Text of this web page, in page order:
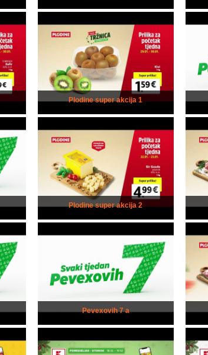
Plodine super akcija 1
Plodine super akcija 2
Pevexovih 7 a